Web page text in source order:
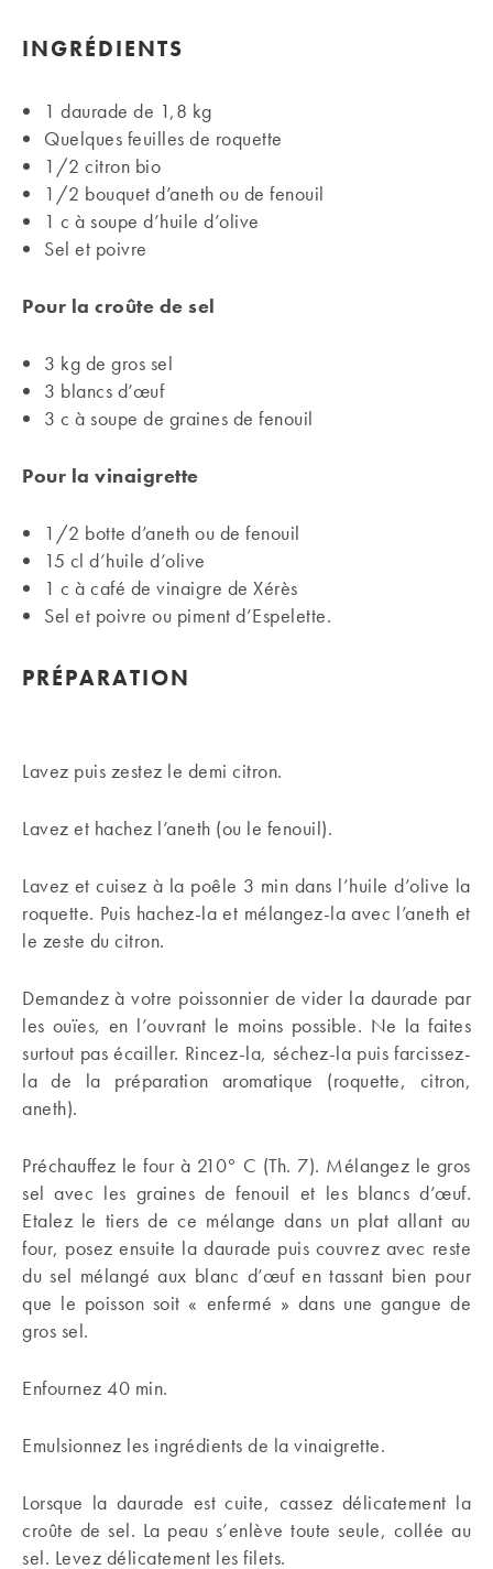
INGRÉDIENTS
1 daurade de 1,8 kg
Quelques feuilles de roquette
1/2 citron bio
1/2 bouquet d’aneth ou de fenouil
1 c à soupe d’huile d’olive
Sel et poivre
Pour la croûte de sel
3 kg de gros sel
3 blancs d’œuf
3 c à soupe de graines de fenouil
Pour la vinaigrette
1/2 botte d’aneth ou de fenouil
15 cl d’huile d’olive
1 c à café de vinaigre de Xérès
Sel et poivre ou piment d’Espelette.
PRÉPARATION
Lavez puis zestez le demi citron.
Lavez et hachez l’aneth (ou le fenouil).
Lavez et cuisez à la poêle 3 min dans l’huile d’olive la
roquette. Puis hachez-la et mélangez-la avec l’aneth et
le zeste du citron.
Demandez à votre poissonnier de vider la daurade par
les ouïes, en l’ouvrant le moins possible. Ne la faites
surtout pas écailler. Rincez-la, séchez-la puis farcissez-
la de la préparation aromatique (roquette, citron,
aneth).
Préchauffez le four à 210° C (Th. 7). Mélangez le gros
sel avec les graines de fenouil et les blancs d’œuf.
Etalez le tiers de ce mélange dans un plat allant au
four, posez ensuite la daurade puis couvrez avec reste
du sel mélangé aux blanc d’œuf en tassant bien pour
que le poisson soit « enfermé » dans une gangue de
gros sel.
Enfournez 40 min.
Emulsionnez les ingrédients de la vinaigrette.
Lorsque la daurade est cuite, cassez délicatement la
croûte de sel. La peau s’enlève toute seule, collée au
sel. Levez délicatement les filets.